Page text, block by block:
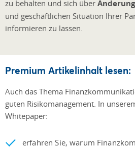
zu behalten und sich über
und geschäftlichen Situation Ihrer
informieren zu lassen.
Premium Artikelinhalt lesen:
Auch das Thema
guten Risikomanagement. In
Whitepaper:
erfahren Sie, warum